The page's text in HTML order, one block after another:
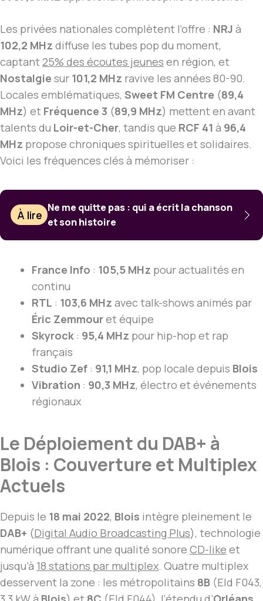
Les privées nationales complètent l’offre : NRJ à
102,2 MHz diffuse les tubes pop du moment,
captant25% des écoutes jeunes en région, et
Nostalgie sur 101,2 MHz ravive les années 80-90.
Locales emblématiques, Sweet FM Centre (89,4
MHz) et Fréquence 3 (89,9 MHz) mettent en avant
talents du Loir-et-Cher, tandis que RCF 41 à 96,4
MHz propose chroniques spirituelles et solidaires.
Voici les fréquences clés à mémoriser :
À lire
Ne me quitte pas : qui a écrit la chanson
et son histoire
France Info : 105,5 MHz pour actualités en
continu
RTL : 103,6 MHz avec talk-shows animés par
Éric Zemmouret équipe
Skyrock : 95,4 MHz pour hip-hop et rap
français
Studio Zef : 91,1 MHz, pop locale depuis Blois
Vibration : 90,3 MHz, électro et événements
régionaux
Le Déploiement du DAB+ à
Blois : Couverture et Multiplex
Actuels
Depuis le 18 mai 2022, Blois intègre pleinement le
DAB+ (Digital Audio Broadcasting Plus), technologie
numérique offrant une qualité sonore CD-like et
jusqu’à 18 stations par multiplex. Quatre multiplex
desservent la zone : les métropolitains 8B (EId F043,